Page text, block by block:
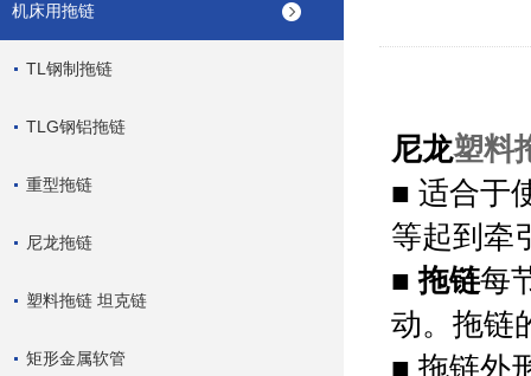
机床用拖链
TL钢制拖链
TLG钢铝拖链
重型拖链
尼龙拖链
塑料拖链 坦克链
矩形金属软管
尼龙塑料
■ 适合于
等起到牵
■ 拖链每
动。拖链
■ 拖链外